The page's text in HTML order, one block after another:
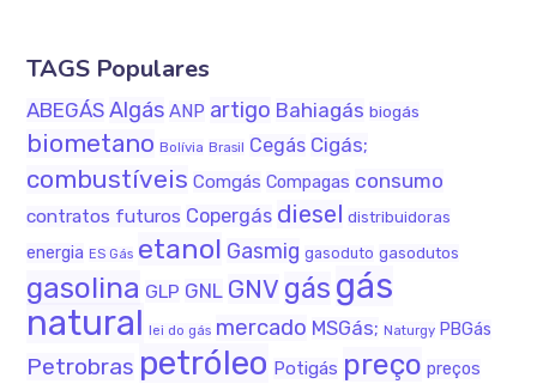
TAGS Populares
ABEGÁS Algás ANP artigo Bahiagás biogás
biometano Bolívia Brasil Cegás Cigás;
combustíveis Comgás Compagas consumo
contratos futuros Copergás diesel distribuidoras
energia ES Gás etanol Gasmig gasoduto gasodutos
gasolina GLP GNL GNV gás gás
natural lei do gás mercado MSGás; Naturgy PBGás
Petrobras petróleo Potigás preço preços